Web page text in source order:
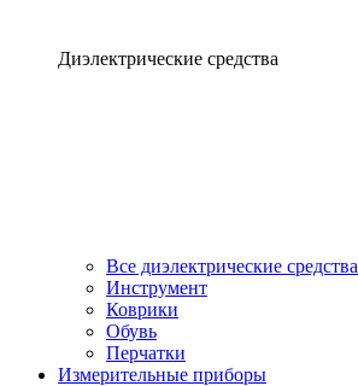
Диэлектрические средства
Все диэлектрические средства
Инструмент
Коврики
Обувь
Перчатки
Измерительные приборы